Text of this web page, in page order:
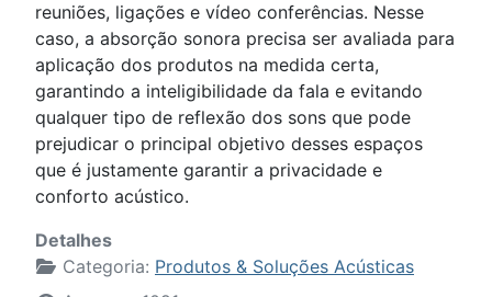
reuniões, ligações e vídeo conferências. Nesse
caso, a absorção sonora precisa ser avaliada para
aplicação dos produtos na medida certa,
garantindo a inteligibilidade da fala e evitando
qualquer tipo de reflexão dos sons que pode
prejudicar o principal objetivo desses espaços
que é justamente garantir a privacidade e
conforto acústico.
Detalhes
Categoria: Produtos & Soluções Acústicas